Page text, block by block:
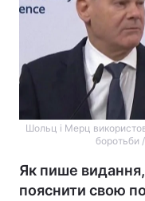
Шольц і Мерц
боротьби
Як пише видання,
пояснити свою